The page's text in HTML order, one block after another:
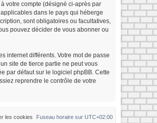
votre compte (désigné ci-après par
dans le pays qui héberge
sont obligatoires ou facultatives,
pouvez décider de vous abonner ou
internet différents. Votre mot de passe
site de tierce partie ne peut vous
par défaut sur le logiciel phpBB. Cette
reprendre le contrôle de votre
Fuseau horaire sur UTC+02:00
les cookies